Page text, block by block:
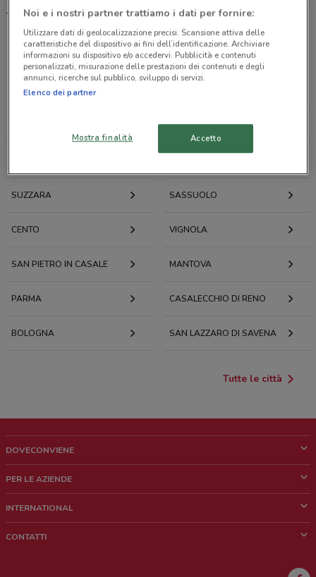
-
Offerte volantini e cataloghi per città nelle vicinanze
CARPI
MIRANDOLA
SUZZARA SASSUOLO
CENTO VIGNOLA
SAN PIETRO IN CASALE MANTOVA
PARMA CASALECCHIO DI RENO
BOLOGNA SAN LAZZARO DI SAVENA
Tutte le città
DOVECONVIENE
Chi siamo
Lavora con noi
PER LE AZIENDE
Richieste commerciali e marketing
INTERNATIONAL
CONTATTI
Noi e i nostri partner trattiamo i dati per fornire:
Utilizzare dati di geolocalizzazione precisi. Scansione attiva delle
caratteristiche del dispositivo ai fini dell’identificazione. Archiviare
informazioni su dispositivo e/o accedervi. Pubblicità e contenuti
personalizzati, misurazione delle prestazioni dei contenuti e degli
annunci, ricerche sul pubblico, sviluppo di servizi.
Elenco dei partner
Mostra finalità Accetto